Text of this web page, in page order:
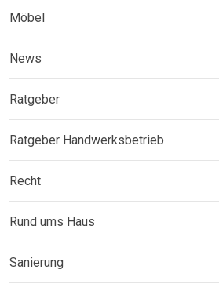
Möbel
News
Ratgeber
Ratgeber Handwerksbetrieb
Recht
Rund ums Haus
Sanierung